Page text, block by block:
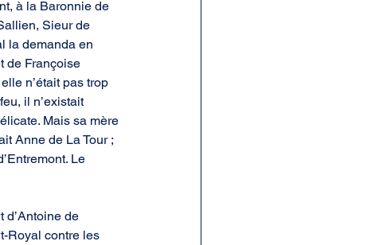
à la Baronnie de
Sieur de
la demanda en
de Françoise
n’était pas trop
il n’existait
Mais sa mère
Anne de La Tour ;
Le
d’Antoine de
Royal contre les